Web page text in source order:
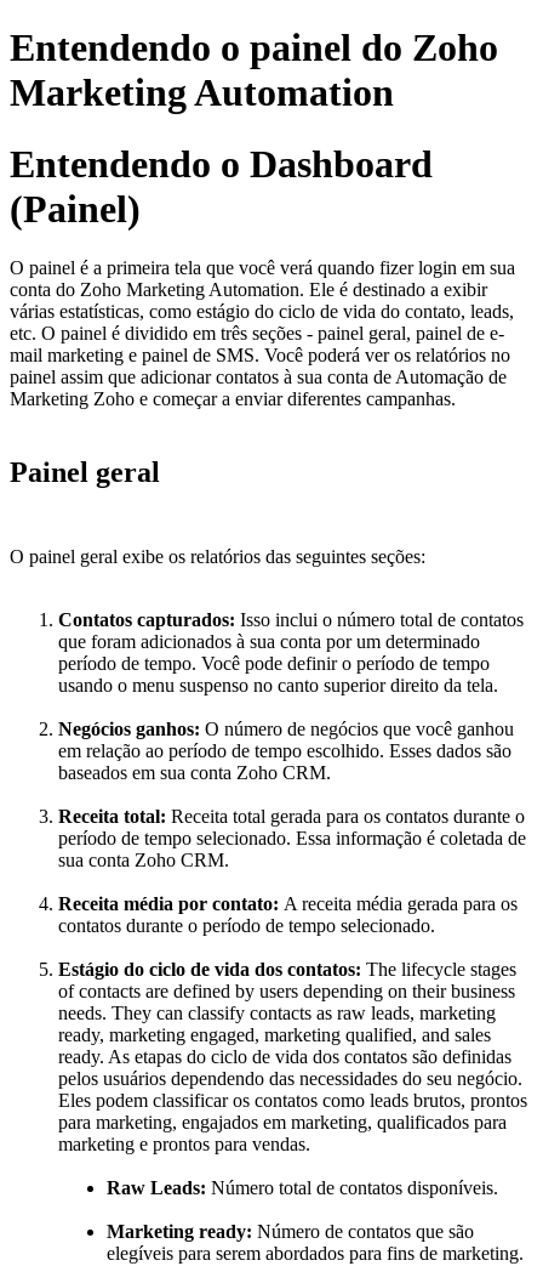
Entendendo o painel do Zoho
Marketing Automation
Entendendo o Dashboard
(Painel)
O painel é a primeira tela que você verá quando fizer login em sua
conta do Zoho Marketing Automation. Ele é destinado a exibir
várias estatísticas, como estágio do ciclo de vida do contato, leads,
etc. O painel é dividido em três seções - painel geral, painel de e-
mail marketing e painel de SMS. Você poderá ver os relatórios no
painel assim que adicionar contatos à sua conta de Automação de
Marketing Zoho e começar a enviar diferentes campanhas.
Painel geral
O painel geral exibe os relatórios das seguintes seções:
Contatos capturados: Isso inclui o número total de contatos
que foram adicionados à sua conta por um determinado
período de tempo. Você pode definir o período de tempo
usando o menu suspenso no canto superior direito da tela.
Negócios ganhos: O número de negócios que você ganhou
em relação ao período de tempo escolhido. Esses dados são
baseados em sua conta Zoho CRM.
Receita total: Receita total gerada para os contatos durante o
período de tempo selecionado. Essa informação é coletada de
sua conta Zoho CRM.
Receita média por contato: A receita média gerada para os
contatos durante o período de tempo selecionado.
Estágio do ciclo de vida dos contatos: The lifecycle stages
of contacts are defined by users depending on their business
needs. They can classify contacts as raw leads, marketing
ready, marketing engaged, marketing qualified, and sales
ready. As etapas do ciclo de vida dos contatos são definidas
pelos usuários dependendo das necessidades do seu negócio.
Eles podem classificar os contatos como leads brutos, prontos
para marketing, engajados em marketing, qualificados para
marketing e prontos para vendas.
Raw Leads: Número total de contatos disponíveis.
Marketing ready: Número de contatos que são
elegíveis para serem abordados para fins de marketing.